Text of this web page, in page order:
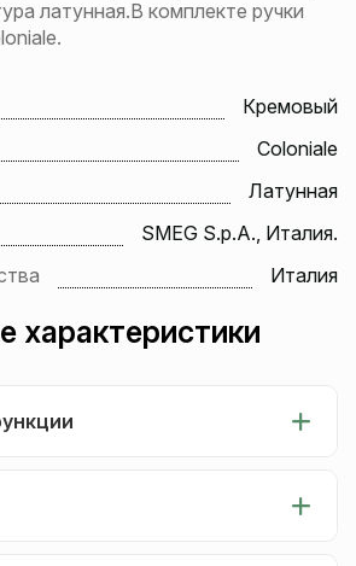
латунная.В комплекте ручки
Кремовый
Coloniale
Латунная
SMEG S.p.A., Италия.
Италия
характеристики